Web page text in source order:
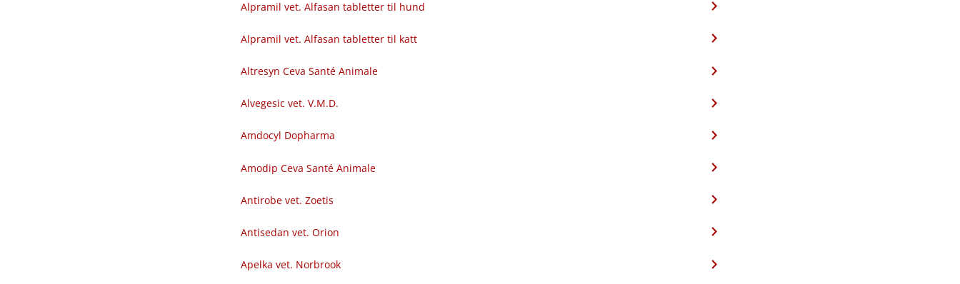
Alpramil vet. Alfasan tabletter til hund
Alpramil vet. Alfasan tabletter til katt
Altresyn Ceva Santé Animale
Alvegesic vet. V.M.D.
Amdocyl Dopharma
Amodip Ceva Santé Animale
Antirobe vet. Zoetis
Antisedan vet. Orion
Apelka vet. Norbrook